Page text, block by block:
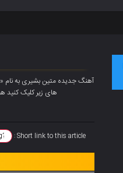
های زیر کلیک کنید
Short link to this article :